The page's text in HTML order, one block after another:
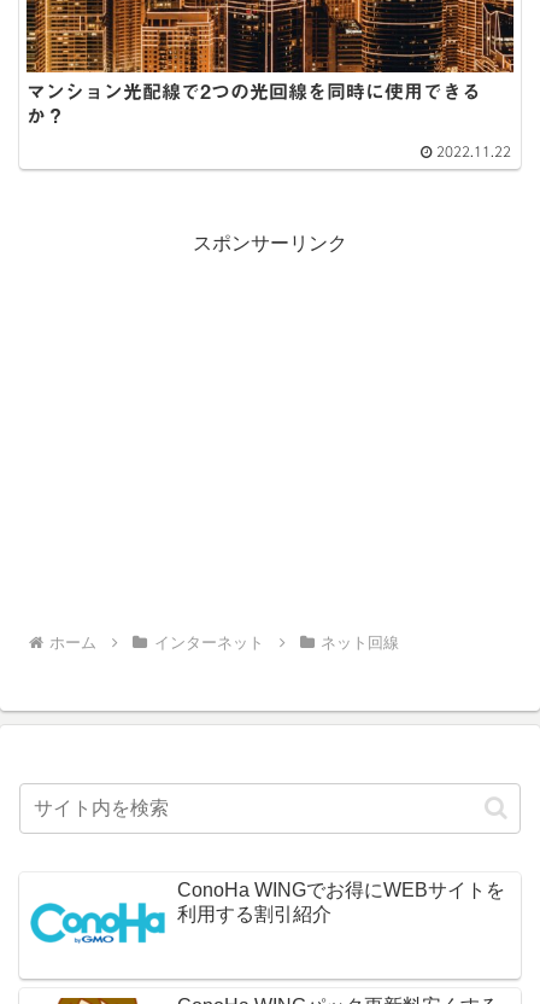
マンション光配線で2つの光回線を同時に使用できる
か？
2022.11.22
スポンサーリンク
ホーム インターネット ネット回線
ConoHa WINGでお得にWEBサイトを
利用する割引紹介